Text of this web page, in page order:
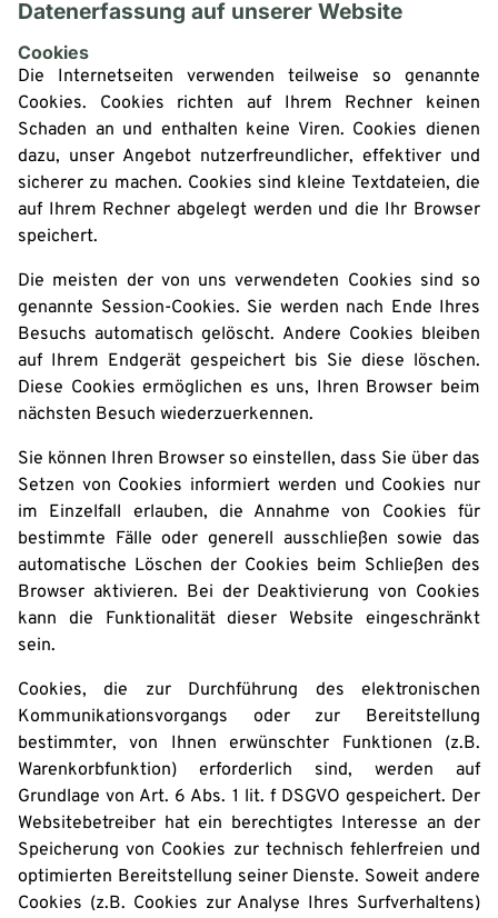
Datenerfassung auf unserer Website
Cookies
Die Internetseiten verwenden teilweise so genannte
Cookies. Cookies richten auf Ihrem Rechner keinen
Schaden an und enthalten keine Viren. Cookies dienen
dazu, unser Angebot nutzerfreundlicher, effektiver und
sicherer zu machen. Cookies sind kleine Textdateien, die
auf Ihrem Rechner abgelegt werden und die Ihr Browser
speichert.
Die meisten der von uns verwendeten Cookies sind so
genannte Session-Cookies. Sie werden nach Ende Ihres
Besuchs automatisch gelöscht. Andere Cookies bleiben
auf Ihrem Endgerät gespeichert bis Sie diese löschen.
Diese Cookies ermöglichen es uns, Ihren Browser beim
nächsten Besuch wiederzuerkennen.
Sie können Ihren Browser so einstellen, dass Sie über das
Setzen von Cookies informiert werden und Cookies nur
im Einzelfall erlauben, die Annahme von Cookies für
bestimmte Fälle oder generell ausschließen sowie das
automatische Löschen der Cookies beim Schließen des
Browser aktivieren. Bei der Deaktivierung von Cookies
kann die Funktionalität dieser Website eingeschränkt
sein.
Cookies, die zur Durchführung des elektronischen
Kommunikationsvorgangs oder zur Bereitstellung
bestimmter, von Ihnen erwünschter Funktionen (z.B.
Warenkorbfunktion) erforderlich sind, werden auf
Grundlage von Art. 6 Abs. 1 lit. f DSGVO gespeichert. Der
Websitebetreiber hat ein berechtigtes Interesse an der
Speicherung von Cookies zur technisch fehlerfreien und
optimierten Bereitstellung seiner Dienste. Soweit andere
Cookies (z.B. Cookies zur Analyse Ihres Surfverhaltens)